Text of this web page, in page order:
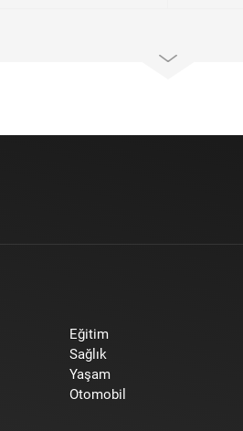
Eğitim
Sağlık
Yaşam
Otomobil